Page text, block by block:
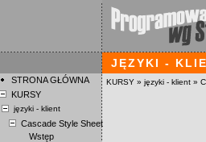
JĘZYKI -
KURSY» języki - klient»
STRONA GŁÓWNA
KURSY
języki - klient
Cascade Style Sheet
Wstęp